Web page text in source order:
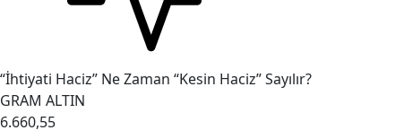
“İhtiyati Haciz” Ne Zaman “Kesin Haciz” Sayılır?
GRAM ALTIN
6.660,55